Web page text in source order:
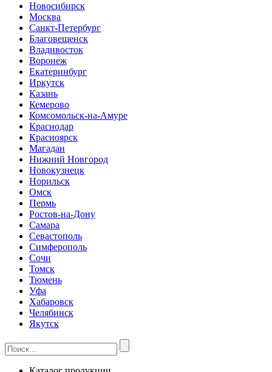
Новосибирск
Москва
Санкт-Петербург
Благовещенск
Владивосток
Воронеж
Екатеринбург
Иркутск
Казань
Кемерово
Комсомольск-на-Амуре
Краснодар
Красноярск
Магадан
Нижний Новгород
Новокузнецк
Норильск
Омск
Пермь
Ростов-на-Дону
Самара
Севастополь
Симферополь
Сочи
Томск
Тюмень
Уфа
Хабаровск
Челябинск
Якутск